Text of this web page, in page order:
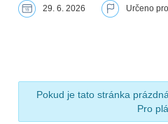
29. 6. 2026 Určeno
Pokud je tato stránka
Pro